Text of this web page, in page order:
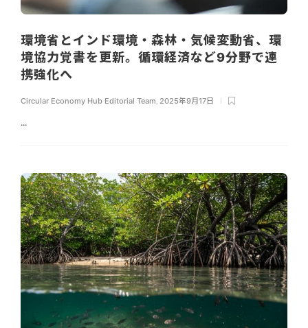
環境省とインド環境・森林・気候変動省、環
境協力覚書を更新。循環経済など9分野で連
携強化へ
Circular Economy Hub Editorial Team 2025年9月17日
...